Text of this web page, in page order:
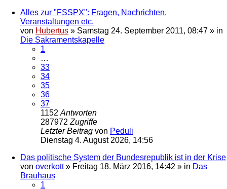
Alles zur "FSSPX": Fragen, Nachrichten,
Veranstaltungen etc.
von Hubertus » Samstag 24. September 2011, 08:47 » in
Die Sakramentskapelle
1
…
33
34
35
36
37
1152 Antworten
287972 Zugriffe
Letzter Beitrag von Peduli
Dienstag 4. August 2026, 14:56
Das politische System der Bundesrepublik ist in der Krise
von overkott» Freitag 18. März 2016, 14:42 » in Das
Brauhaus
1